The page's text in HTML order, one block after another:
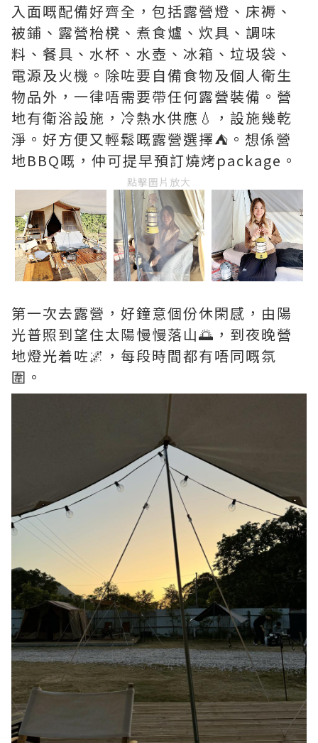
入面嘅配備好齊全，包括露營燈、床褥、
被鋪、露營枱櫈、煮食爐、炊具、調味
料、餐具、水杯、水壺、冰箱、垃圾袋、
電源及火機。除咗要自備食物及個人衛生
物品外，一律唔需要帶任何露營裝備。營
地有衛浴設施，冷熱水供應💧，設施幾乾
淨。好方便又輕鬆嘅露營選擇⛺️。想係營
地BBQ嘅，仲可提早預訂燒烤package。
點擊圖片放大
第一次去露營，好鐘意個份休閑感，由陽
光普照到望住太陽慢慢落山🌅，到夜晚營
地燈光着咗🌌，每段時間都有唔同嘅氛
圍。